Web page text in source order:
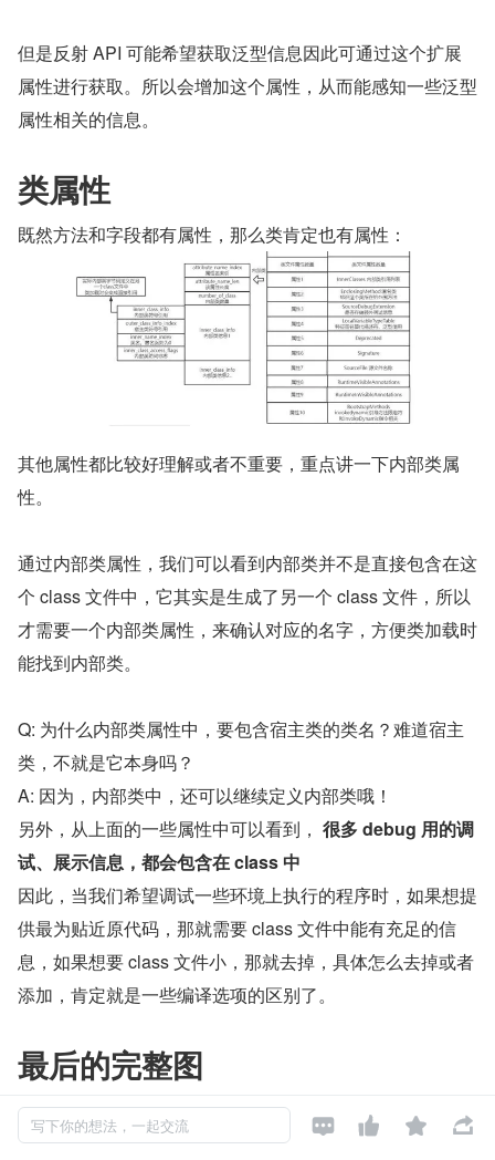
但是反射 API 可能希望获取泛型信息因此可通过这个扩展
属性进行获取。所以会增加这个属性，从而能感知一些泛型
属性相关的信息。
类属性
既然方法和字段都有属性，那么类肯定也有属性：
其他属性都比较好理解或者不重要，重点讲一下内部类属
性。
通过内部类属性，我们可以看到内部类并不是直接包含在这
个 class 文件中，它其实是生成了另一个 class 文件，所以
才需要一个内部类属性，来确认对应的名字，方便类加载时
能找到内部类。
Q: 为什么内部类属性中，要包含宿主类的类名？难道宿主
类，不就是它本身吗？
A: 因为，内部类中，还可以继续定义内部类哦！
另外，从上面的一些属性中可以看到， 很多 debug 用的调
试、展示信息，都会包含在 class 中
因此，当我们希望调试一些环境上执行的程序时，如果想提
供最为贴近原代码，那就需要 class 文件中能有充足的信
息，如果想要 class 文件小，那就去掉，具体怎么去掉或者
添加，肯定就是一些编译选项的区别了。
最后的完整图
好累，终于写完了，感觉能看到最后的人不会太多，但一通
详细地分析和解决中间发现的问题，还是收获了不少。
写下你的想法，一起交流    